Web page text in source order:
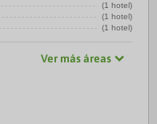
(1 hotel)
(1 hotel)
(1 hotel)
Ver más áreas